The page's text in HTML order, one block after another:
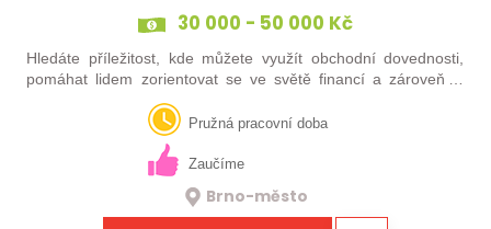
30 000 - 50 000 Kč
Hledáte příležitost, kde můžete využít obchodní dovednosti,
pomáhat lidem zorientovat se ve světě financí a zároveň si
vybudovat stabilní a zajímavě odměňovanou kariéru?
Nabízíme zázemí stabilní…Pružná pracovní doba
Zaučíme
Brno-město